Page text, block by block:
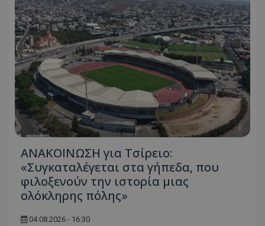
ΑΝΑΚΟΙΝΩΣΗ για Τσίρειο:
«Συγκαταλέγεται στα γήπεδα, που
φιλοξενούν την ιστορία μιας
ολόκληρης πόλης»
04.08.2026 - 16:30